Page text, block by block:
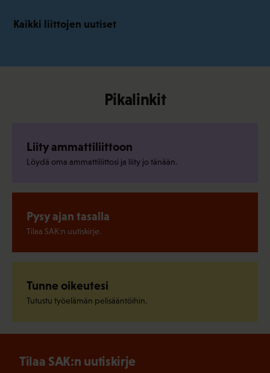
Kaikki liittojen uutiset
Pikalinkit
Liity ammattiliittoon
Löydä oma ammattiliittosi ja liity jo tänään.
Pysy ajan tasalla
Tilaa SAK:n uutiskirje.
Tunne oikeutesi
Tutustu työelämän pelisääntöihin.
Tilaa SAK:n uutiskirje